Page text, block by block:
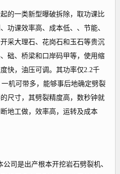
一类新型曝破拆除，取功课比
功课效率高、成本低、、节能、
采大理石、花岗石和玉石等贵沉
础、桥梁和口岸码甲等，使用缩
快，油压可调。其功率仅2.2千
机可带多，能够事后地确定劈裂
尺寸，其劈裂精度高，数秒钟就
地工做，效率高，运转及成本
司是出产根本开挖岩石劈裂机、